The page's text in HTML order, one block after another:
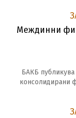
Междинни
БАКБ
консолидирани